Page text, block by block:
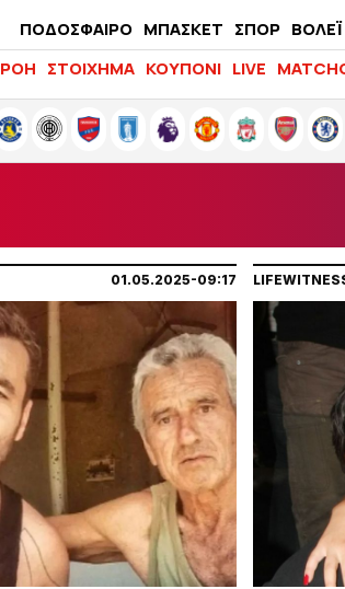
ΠΟΔΟΣΦΑΙΡΟ ΜΠΑΣΚΕΤ ΣΠΟΡ ΒΟΛΕΪ
ΡΟΗ ΣΤΟΙΧΗΜΑ ΚΟΥΠΟΝΙ LIVE
01.05.2025-09:17